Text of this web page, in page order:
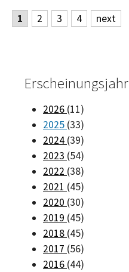
1 2 3 4 next
Erscheinungsjahr
2026 (11)
2025 (33)
2024 (39)
2023 (54)
2022 (38)
2021 (45)
2020 (30)
2019 (45)
2018 (45)
2017 (56)
2016 (44)